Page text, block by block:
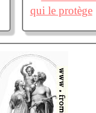
qui le protège